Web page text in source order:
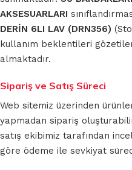
AKSESUARLARI
DERİN 6LI LAV (DRN356)
kullanım beklentileri
almaktadır.
Sipariş ve Satış Süreci
Web sitemiz üzerinden
yapmadan sipariş
satış ekibimiz tarafından
göre ödeme ile sevkiyat